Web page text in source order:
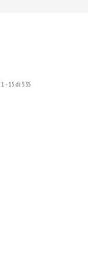
1-15 di 535